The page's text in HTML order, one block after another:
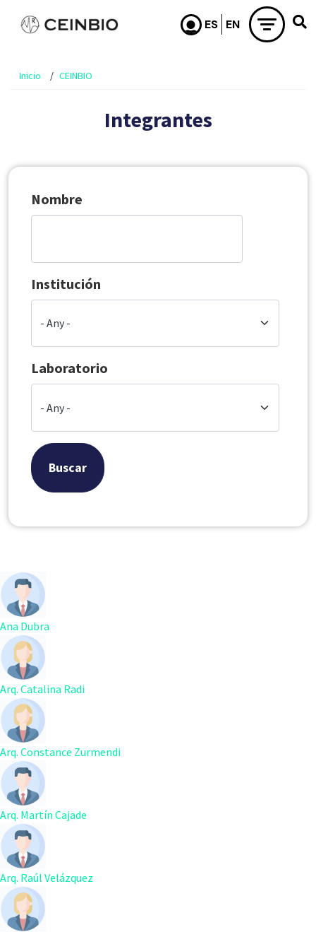
Pasar al contenido principal
Inicio CEINBIO
Integrantes
Nombre
Institución
Laboratorio
Buscar
Ana Dubra
Arq. Catalina Radi
Arq. Constance Zurmendi
Arq. Martín Cajade
Arq. Raúl Velázquez